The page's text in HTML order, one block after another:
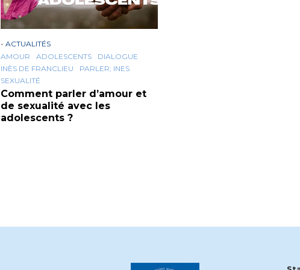
- ACTUALITÉS
AMOUR
ADOLESCENTS
DIALOGUE
INÈS DE FRANCLIEU
PARLER; INES
SEXUALITÉ
Comment parler d’amour et
de sexualité avec les
adolescents ?